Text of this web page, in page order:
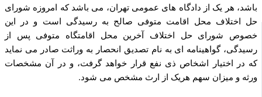
باشد، هر یک از دادگاه ‌های عمومی تهران، می ­باشد که امروزه شورای
حل اختلاف محل اقامت متوفی صالح به رسیدگی است و در این
خصوص شورای حل اختلاف آخرین محل اقامتگاه متوفی پس از
رسیدگی، گواهینامه‌ ای به نام تصدیق انحصار به وراثت صادر می‌ نماید
که در اختیار اشخاص ذی‌ نفع قرار خواهد گرفت، و در آن مشخصات
ورثه و میزان سهم هریک از ارث مشخص می ­شود.